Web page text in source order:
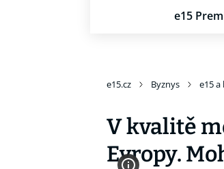
e15
e15.cz Byznys e15 a
V kvalitě
Evropy.